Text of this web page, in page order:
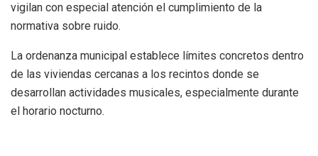
vigilan con especial atención el cumplimiento de la
normativa sobre ruido.
La ordenanza municipal establece límites concretos dentro
de las viviendas cercanas a los recintos donde se
desarrollan actividades musicales, especialmente durante
el horario nocturno.